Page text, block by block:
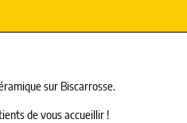
sur Biscarrosse.
de vous accueillir !